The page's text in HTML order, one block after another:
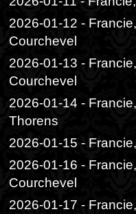
2026-01-12 -
Courchevel
2026-01-13 -
Courchevel
2026-01-14 -
Thorens
2026-01-15 -
2026-01-16 -
Courchevel
2026-01-17 -